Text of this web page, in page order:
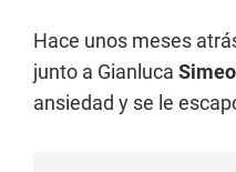
Hace unos meses
junto a Gianluca
ansiedad y se le